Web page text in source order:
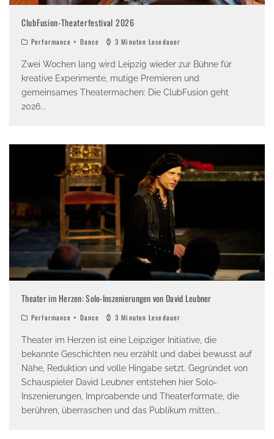
ClubFusion-Theaterfestival 2026
Performance + Dance 3 Minuten Lesedauer
Zwei Wochen lang wird Leipzig wieder zur Bühne für
kreative Experimente, mutige Premieren und
gemeinsames Theatermachen: Die ClubFusion geht
2026...
Theater im Herzen: Solo-Inszenierungen von David Leubner
Performance + Dance 3 Minuten Lesedauer
Theater im Herzen ist eine Leipziger Initiative, die
bekannte Geschichten neu erzählt und dabei bewusst auf
Nähe, Reduktion und volle Hingabe setzt. Gegründet von
Schauspieler David Leubner entstehen hier Solo-
Inszenierungen, Improabende und Theaterformate, die
berühren, überraschen und das Publikum mitten...